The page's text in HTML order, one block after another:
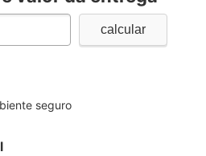
seguro